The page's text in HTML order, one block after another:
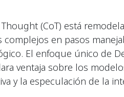
(CoT) está
en pasos
El enfoque único de
ventaja sobre los
y la especulación de la